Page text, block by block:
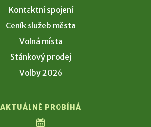
Kontaktní spojení
Ceník služeb města
Volná místa
Stánkový prodej
Volby 2026
AKTUÁLNĚ PROBÍHÁ